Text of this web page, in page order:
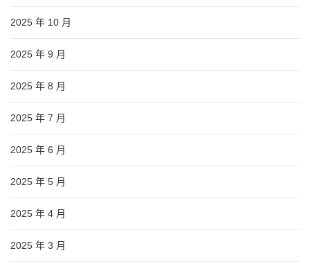
2025 年 10 月
2025 年 9 月
2025 年 8 月
2025 年 7 月
2025 年 6 月
2025 年 5 月
2025 年 4 月
2025 年 3 月